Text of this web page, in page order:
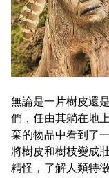
無論是一片樹皮還
們，任由其躺在地
棄的物品中看到了
將樹皮和樹枝變成
精怪，了解人類特